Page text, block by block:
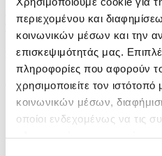
περιεχομένου και
κοινωνικών μέσων και την
επισκεψιμότητάς μας.
πληροφορίες που αφορούν
χρησιμοποιείτε τον
κοινωνικών μέσων,
οποίοι ενδεχομένως να τις
Στον τελικό του ύψους η
παγκόσμιο...
πριν 43 λεπτά
Κύπελλο Ελλάδας: Το